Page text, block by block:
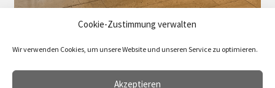
Cookie-Zustimmung verwalten
Wir verwenden Cookies, um unsere Website und unseren Service zu optimieren.
Akzeptieren